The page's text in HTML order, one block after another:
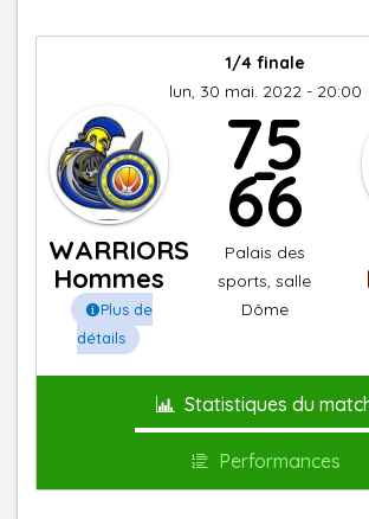
1/4 finale
lun, 30 mai. 2022 - 20:00
WARRIORS
Hommes
Plus de
détails
75
-
66
Palais des
sports, salle
Dôme
Statistiques du
Performances